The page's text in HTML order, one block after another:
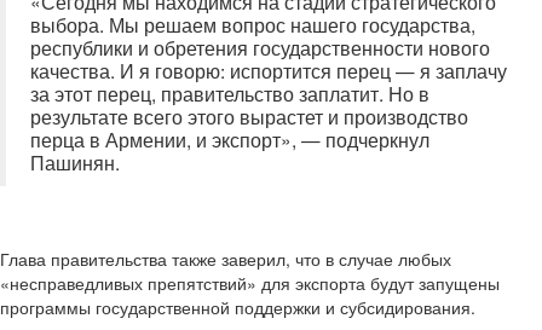
выбора. Мы решаем вопрос нашего государства,
республики и обретения государственности нового
качества. И я говорю: испортится перец — я заплачу
за этот перец, правительство заплатит. Но в
результате всего этого вырастет и производство
перца в Армении, и экспорт», — подчеркнул
Пашинян.
Глава правительства также заверил, что в случае любых
«несправедливых препятствий» для экспорта будут запущены
программы государственной поддержки и субсидирования.